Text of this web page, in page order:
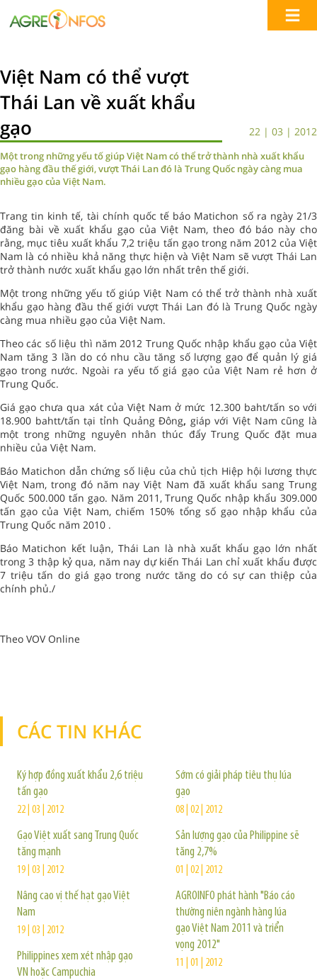
Việt Nam có thể vượt
Thái Lan về xuất khẩu
gạo
22 | 03 | 2012
Một trong những yếu tố giúp Việt Nam có thể trở thành nhà xuất khẩu
gạo hàng đầu thế giới, vượt Thái Lan đó là Trung Quốc ngày càng mua
nhiều gạo của Việt Nam.
Trang tin kinh tế, tài chính quốc tế báo Matichon số ra ngày 21/3
đăng bài về xuất khẩu gạo của Việt Nam, theo đó báo này cho
rằng, mục tiêu xuất khẩu 7,2 triệu tấn gạo trong năm 2012 của Việt
Nam là có nhiều khả năng thực hiện và Việt Nam sẽ vượt Thái Lan
trở thành nước xuất khẩu gạo lớn nhất trên thế giới.
Một trong những yếu tố giúp Việt Nam có thể trở thành nhà xuất
khẩu gạo hàng đầu thế giới vượt Thái Lan đó là Trung Quốc ngày
càng mua nhiều gạo của Việt Nam.
Theo các số liệu thì năm 2012 Trung Quốc nhập khẩu gạo của Việt
Nam tăng 3 lần do có nhu cầu tăng số lượng gạo để quản lý giá
gạo trong nước. Ngoài ra yếu tố giá gạo của Việt Nam rẻ hơn ở
Trung Quốc.
Giá gạo chưa qua xát của Việt Nam ở mức 12.300 baht/tấn so với
18.900 bahtt/tấn tại tỉnh Quảng Đông, giáp với Việt Nam cũng là
một trong những nguyên nhân thúc đẩy Trung Quốc đặt mua
nhiều của Việt Nam.
Báo Matichon dẫn chứng số liệu của chủ tịch Hiệp hội lương thực
Việt Nam, trong đó năm nay Việt Nam đã xuất khẩu sang Trung
Quốc 500.000 tấn gạo. Năm 2011, Trung Quốc nhập khẩu 309.000
tấn gạo của Việt Nam, chiếm 150% tổng số gạo nhập khẩu của
Trung Quốc năm 2010 .
Báo Matichon kết luận, Thái Lan là nhà xuất khẩu gạo lớn nhất
trong 3 thập kỷ qua, năm nay dự kiến Thái Lan chỉ xuất khẩu được
7 triệu tấn do giá gạo trong nước tăng do có sự can thiệp của
chính phủ./
Theo VOV Online
CÁC TIN KHÁC
Ký hợp đồng xuất khẩu 2,6 triệu
tấn gạo
22 | 03 | 2012
Gạo Việt xuất sang Trung Quốc
tăng mạnh
19 | 03 | 2012
Nâng cao vị thế hạt gạo Việt
Nam
19 | 03 | 2012
Philippines xem xét nhập gạo
VN hoặc Campuchia
Sớm có giải pháp tiêu thụ lúa
gạo
08 | 02 | 2012
Sản lượng gạo của Philippine sẽ
tăng 2,7%
01 | 02 | 2012
AGROINFO phát hành "Báo cáo
thường niên ngành hàng lúa
gạo Việt Nam 2011 và triển
vọng 2012"
11 | 01 | 2012